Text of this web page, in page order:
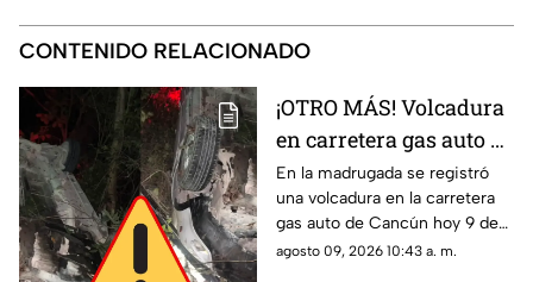
CONTENIDO RELACIONADO
¡OTRO MÁS! Volcadura
en carretera gas auto de
Cancún HOY; el
conductor se dio a la
fuga
En la madrugada se registró
una volcadura en la carretera
gas auto de Cancún hoy 9 de
agosto de 2026. El conductor
agosto 09, 2026 10:43 a. m.